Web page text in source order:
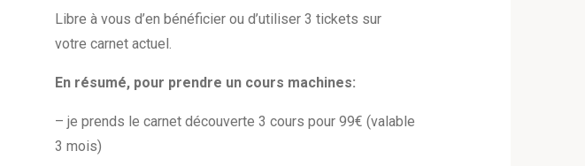
Libre à vous d’en bénéficier ou d’utiliser 3 tickets sur
votre carnet actuel.
En résumé, pour prendre un cours machines:
– je prends le carnet découverte 3 cours pour 99€ (valable
3 mois)